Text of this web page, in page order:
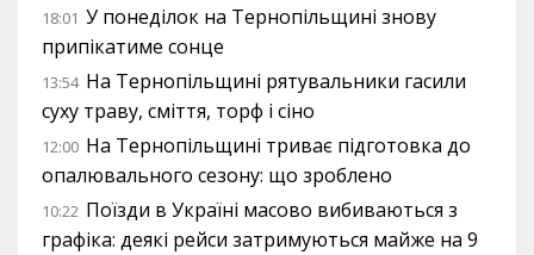
18:01 У понеділок на Тернопільщині знову
припікатиме сонце
13:54 На Тернопільщині рятувальники гасили
суху траву, сміття, торф і сіно
12:00 На Тернопільщині триває підготовка до
опалювального сезону: що зроблено
10:22 Поїзди в Україні масово вибиваються з
графіка: деякі рейси затримуються майже на 9